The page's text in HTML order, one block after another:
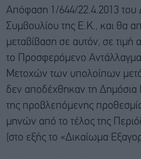
Απόφαση 1/644/22.4.2013 του
Συμβουλίου της Ε.Κ., και θα
μεταβίβαση σε αυτόν, σε τιμή
το Προσφερόμενο
Μετοχών των υπολοίπων
δεν αποδέχθηκαν τη Δημόσια
της προβλεπόμενης
μηνών από το τέλος της
(στο εξής το «Δικαίωμα